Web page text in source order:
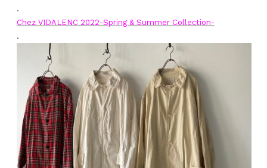
.
Chez VIDALENC 2022-Spring & Summer Collection-
.